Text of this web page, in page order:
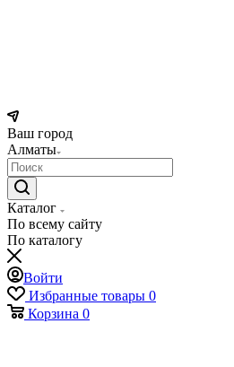
Ваш город
Алматы
Каталог
По всему сайту
По каталогу
Войти
Избранные товары 0
Корзина 0